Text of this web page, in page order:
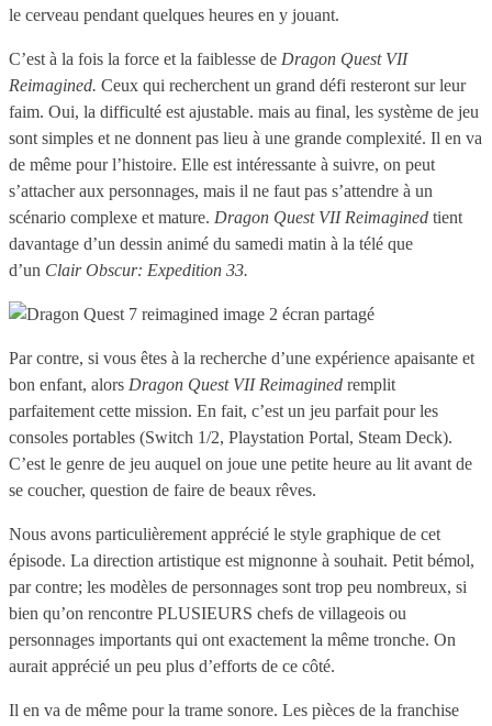
le cerveau pendant quelques heures en y jouant.
C’est à la fois la force et la faiblesse de Dragon Quest VII
Reimagined. Ceux qui recherchent un grand défi resteront sur leur
faim. Oui, la difficulté est ajustable. mais au final, les système de jeu
sont simples et ne donnent pas lieu à une grande complexité. Il en va
de même pour l’histoire. Elle est intéressante à suivre, on peut
s’attacher aux personnages, mais il ne faut pas s’attendre à un
scénario complexe et mature. Dragon Quest VII Reimagined tient
davantage d’un dessin animé du samedi matin à la télé que
d’un Clair Obscur: Expedition 33.
Par contre, si vous êtes à la recherche d’une expérience apaisante et
bon enfant, alors Dragon Quest VII Reimagined remplit
parfaitement cette mission. En fait, c’est un jeu parfait pour les
consoles portables (Switch 1/2, Playstation Portal, Steam Deck).
C’est le genre de jeu auquel on joue une petite heure au lit avant de
se coucher, question de faire de beaux rêves.
Nous avons particulièrement apprécié le style graphique de cet
épisode. La direction artistique est mignonne à souhait. Petit bémol,
par contre; les modèles de personnages sont trop peu nombreux, si
bien qu’on rencontre PLUSIEURS chefs de villageois ou
personnages importants qui ont exactement la même tronche. On
aurait apprécié un peu plus d’efforts de ce côté.
Il en va de même pour la trame sonore. Les pièces de la franchise